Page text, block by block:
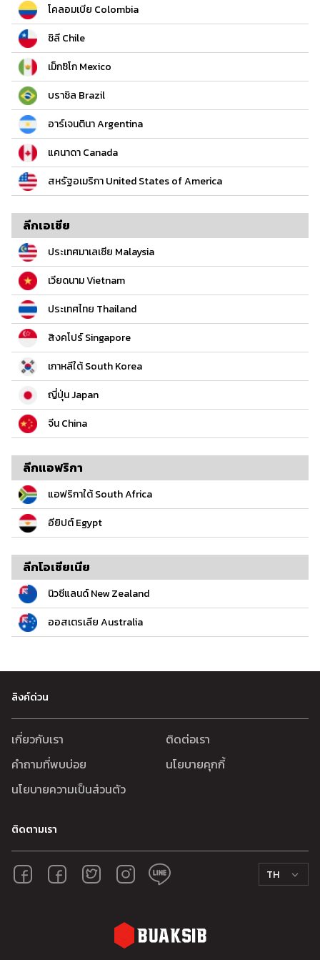
โคลอมเบีย Colombia
ชิลี Chile
เม็กซิโก Mexico
บราซิล Brazil
อาร์เจนตินา Argentina
แคนาดา Canada
สหรัฐอเมริกา United States of America
ลีกเอเชีย
ประเทศมาเลเซีย Malaysia
เวียดนาม Vietnam
ประเทศไทย Thailand
สิงคโปร์ Singapore
เกาหลีใต้ South Korea
ญี่ปุ่น Japan
จีน China
ลีกแอฟริกา
แอฟริกาใต้ South Africa
อียิปต์ Egypt
ลีกโอเชียเนีย
นิวซีแลนด์ New Zealand
ออสเตรเลีย Australia
ลิงค์ด่วน
เกี่ยวกับเรา
ติดต่อเรา
คำถามที่พบบ่อย
นโยบายคุกกี้
นโยบายความเป็นส่วนตัว
ติดตามเรา
TH